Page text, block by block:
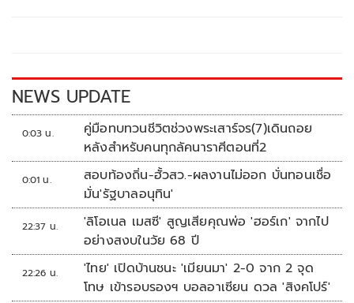
k k
NEWS UPDATE
0:03 น.
คู่มือทบทวนชีวิตช่วงพระเสาร์จร(7)เดินถอย
หลังสำหรับคนทุกลัคนาราศีตอนที่2
0:01 น.
สอบท้องถิ่น-ฮั้วสว.-ผลงานไม่ออก บั่นทอนเชื่อ
มั่น'รัฐบาลอนุทิน'
22:37 น.
'ลิโอเนล เมสซี' สูญเสียคุณพ่อ 'ฮอร์เก' จากไป
อย่างสงบในวัย 68 ปี
22:26 น.
'ไทย' เปิดบ้านชนะ 'เมียนมา' 2-0 จาก 2 จุด
โทษ เข้ารอบรองฯ บอลอาเซียน ดวล 'สิงคโปร์'